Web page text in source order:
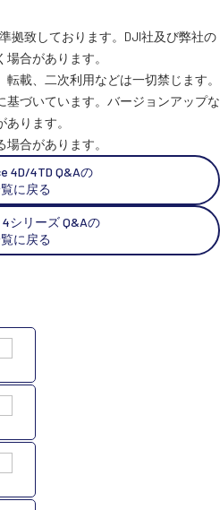
拠致しております。DJI社及び弊社の
合があります。
載、二次利用などは一切禁じます。
づいています。バージョンアップな
ります。
合があります。
4D/4TD Q&Aの
に戻る
4シリーズ Q&Aの
に戻る